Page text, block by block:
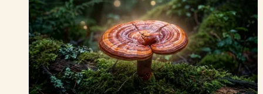
Hola, tengo una consulta sobre un producto 📦
Hola, quiero saber sobre envíos y despachos 🚚
Hola, tengo una pregunta sobre un producto 👋